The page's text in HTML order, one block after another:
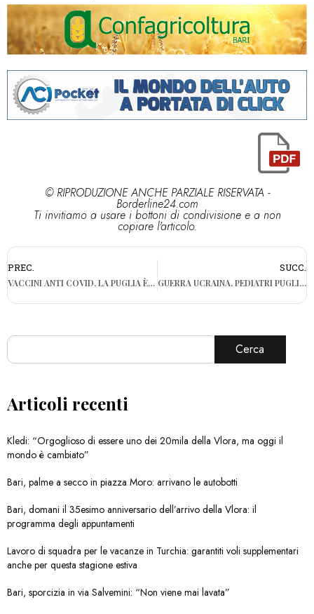
© RIPRODUZIONE ANCHE PARZIALE RISERVATA -
Borderline24.com
Ti invitiamo a usare i bottoni di condivisione e a non
copiare l'articolo.
PREC.
VACCINI ANTI COVID, LA PUGLIA È PRIMA REGIONE ITALIANA: “GRANDE SENSO DI RESPONSABILITÀ”
SUCC.
GUERRA UCRAINA, PEDIATRI PUGLIESI: “PORTE APERTE AI BIMBI: 500 STUDI A LORO DISPOSIZIONE”
Cerca
Articoli recenti
Kledi: “Orgoglioso di essere uno dei 20mila della Vlora, ma oggi il
mondo è cambiato”
Bari, palme a secco in piazza Moro: arrivano le autobotti
Bari, domani il 35esimo anniversario dell’arrivo della Vlora: il
programma degli appuntamenti
Lavoro di squadra per le vacanze in Turchia: garantiti voli supplementari
anche per questa stagione estiva
Bari, sporcizia in via Salvemini: “Non viene mai lavata”